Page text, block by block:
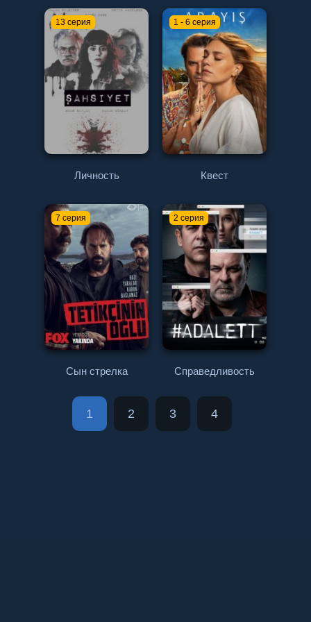
13 серия
Личность
1 - 6 серия
Квест
7 серия
Сын стрелка
2 серия
Справедливость
1 2 3 4